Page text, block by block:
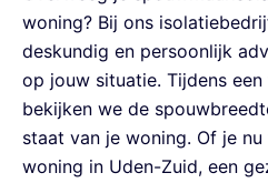
woning? Bij ons
deskundig en persoonlijk
op jouw situatie. Tijdens een
bekijken we de
staat van je woning. Of je
woning in Uden-Zuid, een